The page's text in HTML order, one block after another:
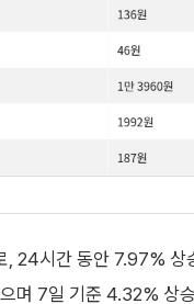
24시간 동안 7.97%
며 7일 기준 4.32% 상